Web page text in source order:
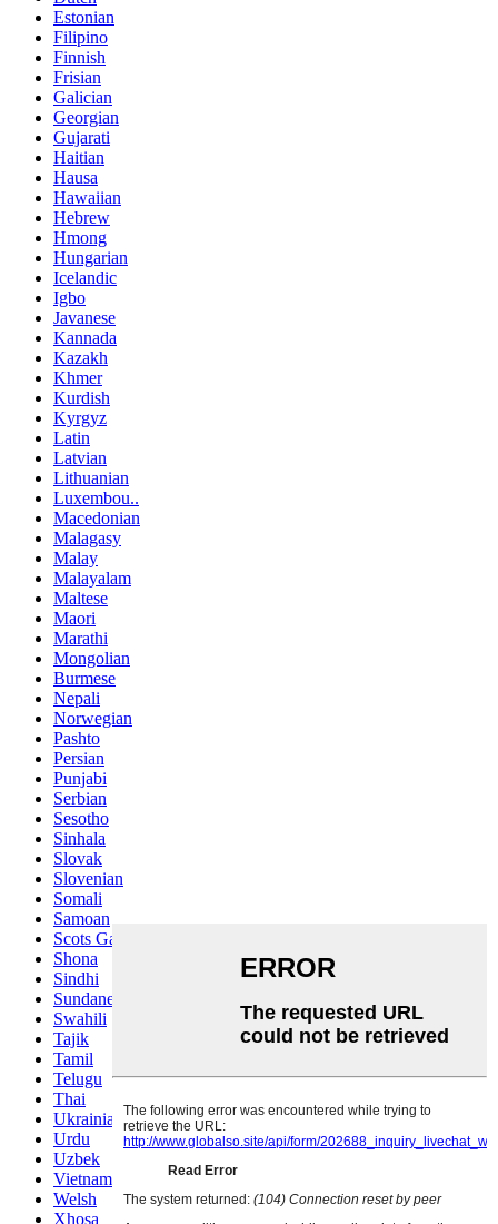
Estonian
Filipino
Finnish
Frisian
Galician
Georgian
Gujarati
Haitian
Hausa
Hawaiian
Hebrew
Hmong
Hungarian
Icelandic
Igbo
Javanese
Kannada
Kazakh
Khmer
Kurdish
Kyrgyz
Latin
Latvian
Lithuanian
Luxembou..
Macedonian
Malagasy
Malay
Malayalam
Maltese
Maori
Marathi
Mongolian
Burmese
Nepali
Norwegian
Pashto
Persian
Punjabi
Serbian
Sesotho
Sinhala
Slovak
Slovenian
Somali
Samoan
Scots Gaelic
Shona
Sindhi
Sundanese
Swahili
Tajik
Tamil
Telugu
Thai
Ukrainian
Urdu
Uzbek
Vietnamese
Welsh
Xhosa